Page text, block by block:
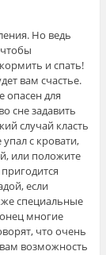
Но ведь
и спать!
вам счастье.
опасен для
сне задавить
случай класть
с кровати,
или положите
если
специальные
многие
что очень
вам возможность